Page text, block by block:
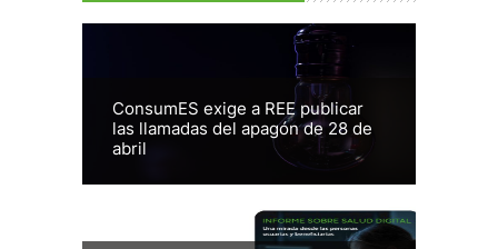
ConsumES exige a REE publicar
las llamadas del apagón de 28 de
abril